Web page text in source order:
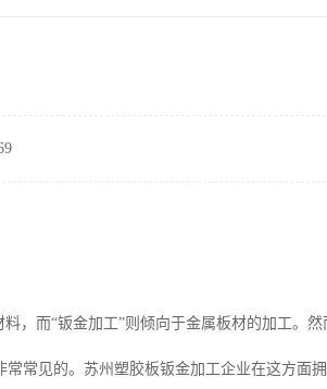
，而“钣金加工”则倾向于金属板材的加工。然
常见的。苏州塑胶板钣金加工企业在这方面